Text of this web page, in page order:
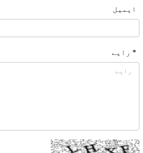
ایمیل
* رایے